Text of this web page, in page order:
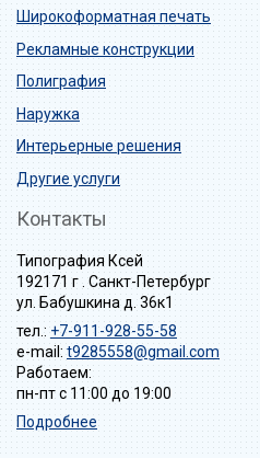
Широкоформатная печать
Рекламные конструкции
Полиграфия
Наружка
Интерьерные решения
Другие услуги
Контакты
Типография Ксей
192171 г . Санкт-Петербург
ул. Бабушкина д. 36к1
тел.:+7-911-928-55-58
e-mail:t9285558@gmail.com
Работаем:
пн-пт с 11:00 до 19:00
Подробнее